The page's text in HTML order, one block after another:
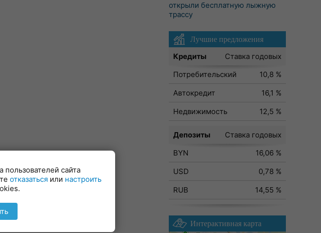
открыли бесплатную лыжную
трассу
Лучшие предложения
Кредиты
Ставка годовых
Потребительский
10,8 %
Автокредит
16,1 %
Недвижимость
12,5 %
Депозиты
Ставка годовых
BYN
16,06 %
USD
0,78 %
RUB
14,55 %
Интерактивная карта
пользователей сайта
отказаться или настроить